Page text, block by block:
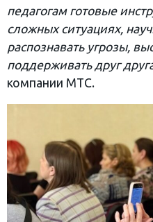
педагогам готовые
сложных ситуациях,
распознавать угрозы,
поддерживать друг
компании МТС.